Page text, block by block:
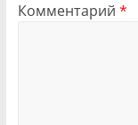
Комментарий *